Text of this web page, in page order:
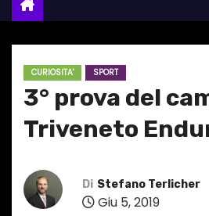
CURIOSITA' SPORT
3° prova del
Triveneto
Di Stefano Terlicher
Giu 5, 2019